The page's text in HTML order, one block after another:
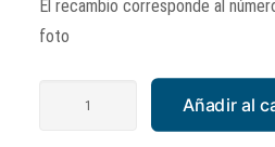
El recambio corresponde al
foto
Añadir al